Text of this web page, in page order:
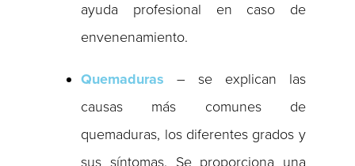
ayuda profesional en caso de
envenenamiento.
Quemaduras– se explican las
causas más comunes de
quemaduras, los diferentes grados y
sus síntomas. Se proporciona una